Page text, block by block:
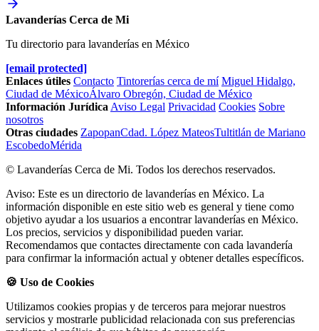
Lavanderías Cerca de Mi
Tu directorio para lavanderías en México
[email protected]
Enlaces útiles Contacto Tintorerías cerca de mí Miguel Hidalgo,
Ciudad de MéxicoÁlvaro Obregón, Ciudad de México
Información Jurídica Aviso Legal Privacidad Cookies Sobre
nosotros
Otras ciudades ZapopanCdad. López MateosTultitlán de Mariano
EscobedoMérida
© Lavanderías Cerca de Mi. Todos los derechos reservados.
Aviso: Este es un directorio de lavanderías en México. La
información disponible en este sitio web es general y tiene como
objetivo ayudar a los usuarios a encontrar lavanderías en México.
Los precios, servicios y disponibilidad pueden variar.
Recomendamos que contactes directamente con cada lavandería
para confirmar la información actual y obtener detalles específicos.
🍪 Uso de Cookies
Utilizamos cookies propias y de terceros para mejorar nuestros
servicios y mostrarle publicidad relacionada con sus preferencias